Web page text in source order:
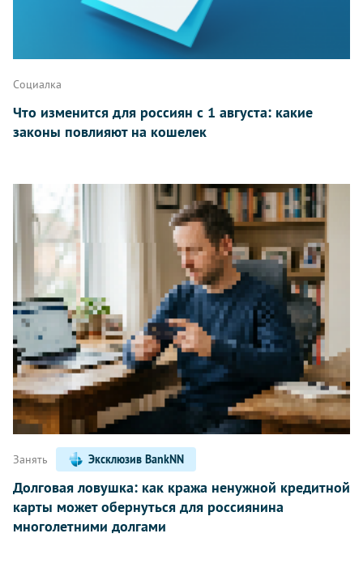
Написать
Социалка
Что изменится для россиян с 1 августа: какие
законы повлияют на кошелек
Занять Эксклюзив BankNN
Долговая ловушка: как кража ненужной кредитной
карты может обернуться для россиянина
многолетними долгами